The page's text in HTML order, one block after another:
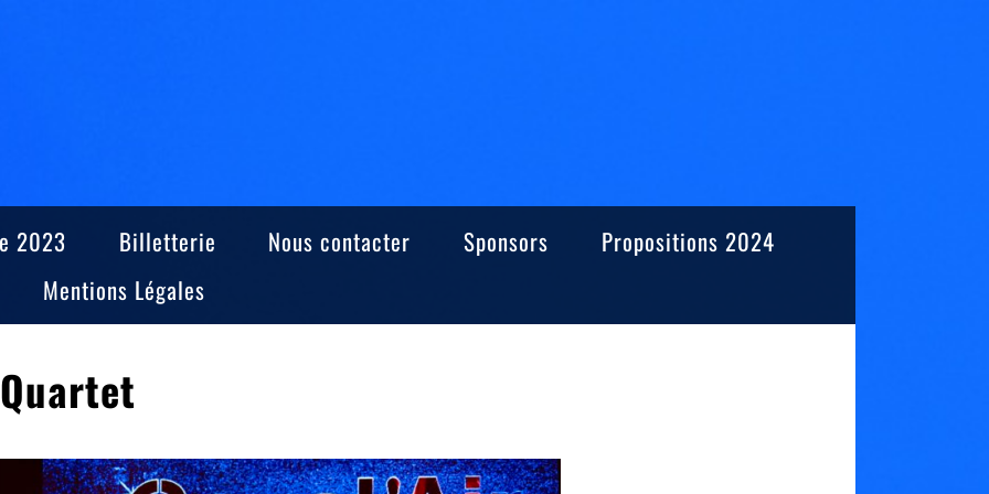
2023 Billetterie Nous contacter Sponsors
Propositions 2024
Mentions Légales